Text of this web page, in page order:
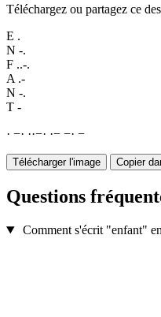
Téléchargez ou partagez ce
E .
N -.
F ..-.
A .-
N -.
T -
· −· ··−· ·− −· −
Télécharger l'image Copier
Questions
Comment s'écrit "enfant"